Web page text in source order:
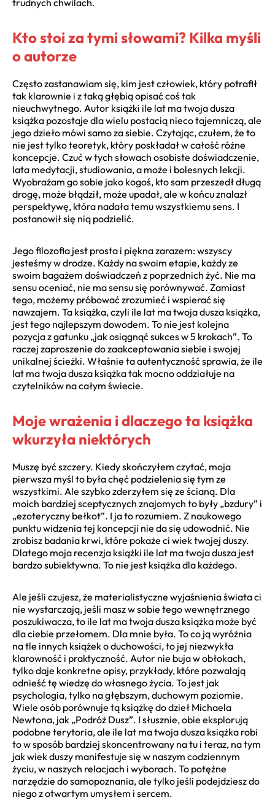
Kto stoi za tymi słowami? Kilka myśli
o autorze
Często zastanawiam się, kim jest człowiek, który potrafił
tak klarownie i z taką głębią opisać coś tak
nieuchwytnego. Autor książki ile lat ma twoja dusza
książka pozostaje dla wielu postacią nieco tajemniczą, ale
jego dzieło mówi samo za siebie. Czytając, czułem, że to
nie jest tylko teoretyk, który poskładał w całość różne
koncepcje. Czuć w tych słowach osobiste doświadczenie,
lata medytacji, studiowania, a może i bolesnych lekcji.
Wyobrażam go sobie jako kogoś, kto sam przeszedł długą
drogę, może błądził, może upadał, ale w końcu znalazł
perspektywę, która nadała temu wszystkiemu sens. I
postanowił się nią podzielić.
Jego filozofia jest prosta i piękna zarazem: wszyscy
jesteśmy w drodze. Każdy na swoim etapie, każdy ze
swoim bagażem doświadczeń z poprzednich żyć. Nie ma
sensu oceniać, nie ma sensu się porównywać. Zamiast
tego, możemy próbować zrozumieć i wspierać się
nawzajem. Ta książka, czyli ile lat ma twoja dusza książka,
jest tego najlepszym dowodem. To nie jest kolejna
pozycja z gatunku „jak osiągnąć sukces w 5 krokach”. To
raczej zaproszenie do zaakceptowania siebie i swojej
unikalnej ścieżki. Właśnie ta autentyczność sprawia, że ile
lat ma twoja dusza książka tak mocno oddziałuje na
czytelników na całym świecie.
Moje wrażenia i dlaczego ta książka
wkurzyła niektórych
Muszę być szczery. Kiedy skończyłem czytać, moja
pierwsza myśl to była chęć podzielenia się tym ze
wszystkimi. Ale szybko zderzyłem się ze ścianą. Dla
moich bardziej sceptycznych znajomych to były „bzdury” i
„ezoteryczny bełkot”. I ja to rozumiem. Z naukowego
punktu widzenia tej koncepcji nie da się udowodnić. Nie
zrobisz badania krwi, które pokaże ci wiek twojej duszy.
Dlatego moja recenzja książki ile lat ma twoja dusza jest
bardzo subiektywna. To nie jest książka dla każdego.
Ale jeśli czujesz, że materialistyczne wyjaśnienia świata ci
nie wystarczają, jeśli masz w sobie tego wewnętrznego
poszukiwacza, to ile lat ma twoja dusza książka może być
dla ciebie przełomem. Dla mnie była. To co ją wyróżnia
na tle innych książek o duchowości, to jej niezwykła
klarowność i praktyczność. Autor nie buja w obłokach,
tylko daje konkretne opisy, przykłady, które pozwalają
odnieść tę wiedzę do własnego życia. To jest jak
psychologia, tylko na głębszym, duchowym poziomie.
Wiele osób porównuje tą książkę do dzieł Michaela
Newtona, jak „Podróż Dusz”. I słusznie, obie eksplorują
podobne terytoria, ale ile lat ma twoja dusza książka robi
to w sposób bardziej skoncentrowany na tu i teraz, na tym
jak wiek duszy manifestuje się w naszym codziennym
życiu, w naszych relacjach i wyborach. To potężne
narzędzie do samopoznania, ale tylko jeśli podejdziesz do
niego z otwartym umysłem i sercem.